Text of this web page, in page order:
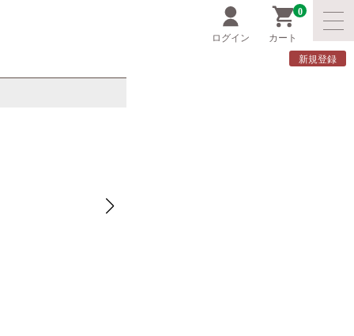
ログイン
0
カート
新規登録